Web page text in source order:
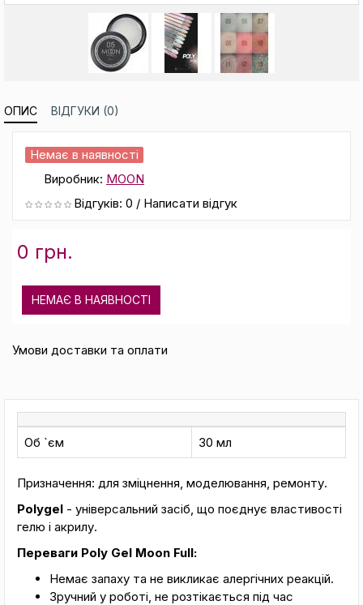
ОПИС ВІДГУКИ (0)
Немає в наявності
Виробник: MOON
Відгуків: 0 / Написати відгук
0 грн.
НЕМАЄ В НАЯВНОСТІ
Умови доставки та оплати
Об `єм 30 мл
Призначення: для зміцнення, моделювання, ремонту.
Polygel - універсальний засіб, що поєднує властивості
гелю і акрилу.
Переваги Poly Gel Moon Full:
Немає запаху та не викликає алергічних реакцій.
Зручний у роботі, не розтікається під час